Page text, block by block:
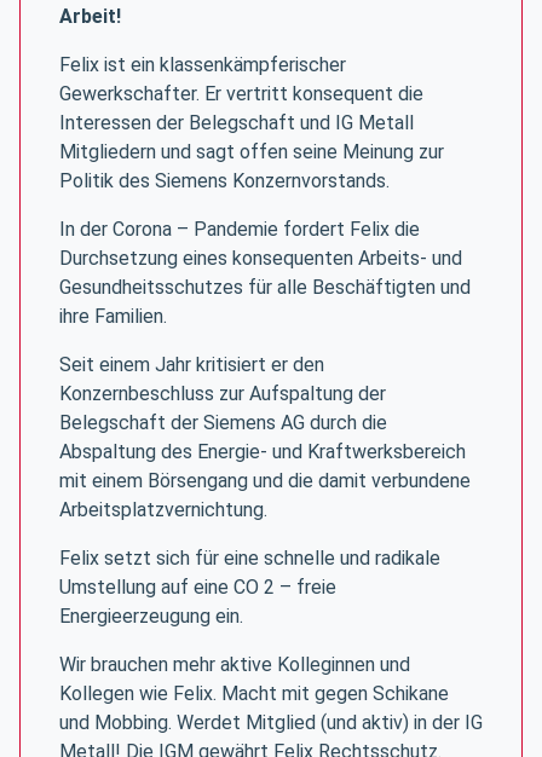
Arbeit!
Felix ist ein klassenkämpferischer
Gewerkschafter. Er vertritt konsequent die
Interessen der Belegschaft und IG Metall
Mitgliedern und sagt offen seine Meinung zur
Politik des Siemens Konzernvorstands.
In der Corona – Pandemie fordert Felix die
Durchsetzung eines konsequenten Arbeits- und
Gesundheitsschutzes für alle Beschäftigten und
ihre Familien.
Seit einem Jahr kritisiert er den
Konzernbeschluss zur Aufspaltung der
Belegschaft der Siemens AG durch die
Abspaltung des Energie- und Kraftwerksbereich
mit einem Börsengang und die damit verbundene
Arbeitsplatzvernichtung.
Felix setzt sich für eine schnelle und radikale
Umstellung auf eine CO 2 – freie
Energieerzeugung ein.
Wir brauchen mehr aktive Kolleginnen und
Kollegen wie Felix. Macht mit gegen Schikane
und Mobbing. Werdet Mitglied (und aktiv) in der IG
Metall! Die IGM gewährt Felix Rechtsschutz.